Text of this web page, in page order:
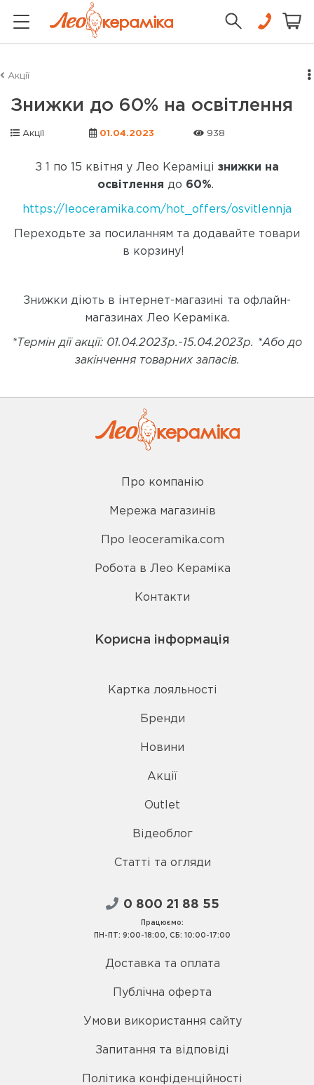
Акції
Знижки до 60% на освітлення
Акції 01.04.2023 938
З 1 по 15 квітня у Лео Кераміці знижки на
освітлення до 60%.
https://leoceramika.com/hot_offers/osvitlennja
Переходьте за посиланням та додавайте товари
в корзину!
Знижки діють в інтернет-магазині та офлайн-
магазинах Лео Кераміка.
*Термін дії акції: 01.04.2023р.-15.04.2023р. *Або до
закінчення товарних запасів.
Про компанію
Мережа магазинів
Про leoceramika.com
Робота в Лео Кераміка
Контакти
Корисна інформація
Картка лояльності
Бренди
Новини
Акції
Outlet
Відеоблог
Статті та огляди
0 800 21 88 55
Працюємо:
ПН-ПТ: 9:00-18:00, СБ: 10:00-17:00
Доставка та оплата
Публічна оферта
Умови використання сайту
Запитання та відповіді
Політика конфіденційності